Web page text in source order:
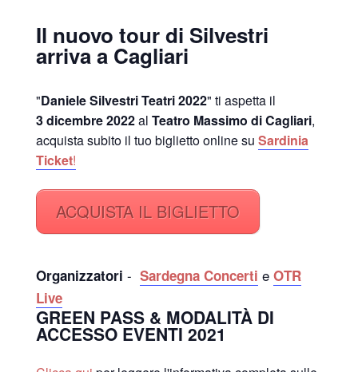
Il nuovo tour di Silvestri
arriva a Cagliari
"Daniele Silvestri Teatri 2022" ti aspetta il
3 dicembre 2022al Teatro Massimo di Cagliari,
acquista subito il tuo biglietto online su Sardinia
Ticket!
ACQUISTA IL BIGLIETTO
Organizzatori - Sardegna Concerti e OTR
Live
GREEN PASS & MODALITÀ DI
ACCESSO EVENTI 2021